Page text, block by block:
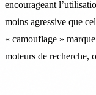
encourageant
moins agressive que
« camouflage »
moteurs de recherche,